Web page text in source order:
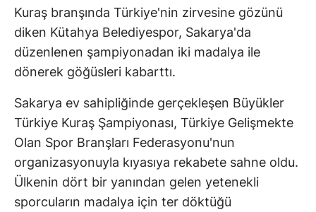
Kuraş branşında Türkiye'nin zirvesine gözünü
diken Kütahya Belediyespor, Sakarya'da
düzenlenen şampiyonadan iki madalya ile
dönerek göğüsleri kabarttı.
Sakarya ev sahipliğinde gerçekleşen Büyükler
Türkiye Kuraş Şampiyonası, Türkiye Gelişmekte
Olan Spor Branşları Federasyonu'nun
organizasyonuyla kıyasıya rekabete sahne oldu.
Ülkenin dört bir yanından gelen yetenekli
sporcuların madalya için ter döktüğü